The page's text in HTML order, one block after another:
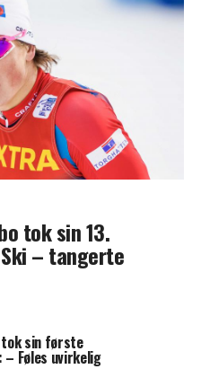
tok sin 13.
– tangerte
tok sin første
Føles uvirkelig